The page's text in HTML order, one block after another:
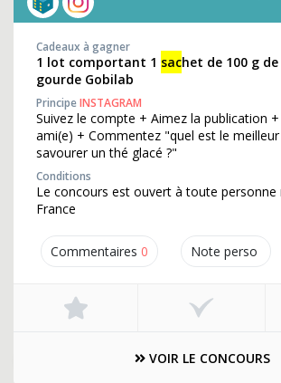
Commentaires 0 Note perso
Cadeaux à gagner
1 lot comportant 1 sachet de 100 g
gourde Gobilab
PrincipeINSTAGRAM
Suivez le compte + Aimez la publication +
ami(e) + Commentez "quel est le
savourer un thé glacé ?"
Conditions
Le concours est ouvert à toute personne
France
VOIR LE CONCOURS